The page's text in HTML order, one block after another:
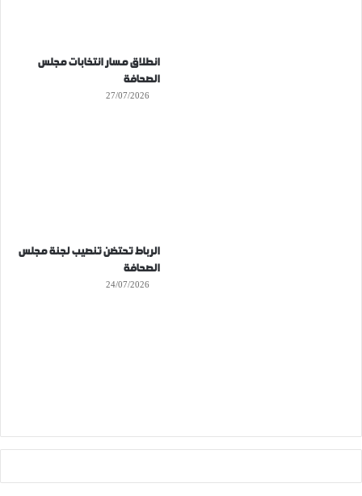
انطلاق مسار انتخابات مجلس
الصحافة
27/07/2026
الرباط تحتضن تنصيب لجنة مجلس
الصحافة
24/07/2026